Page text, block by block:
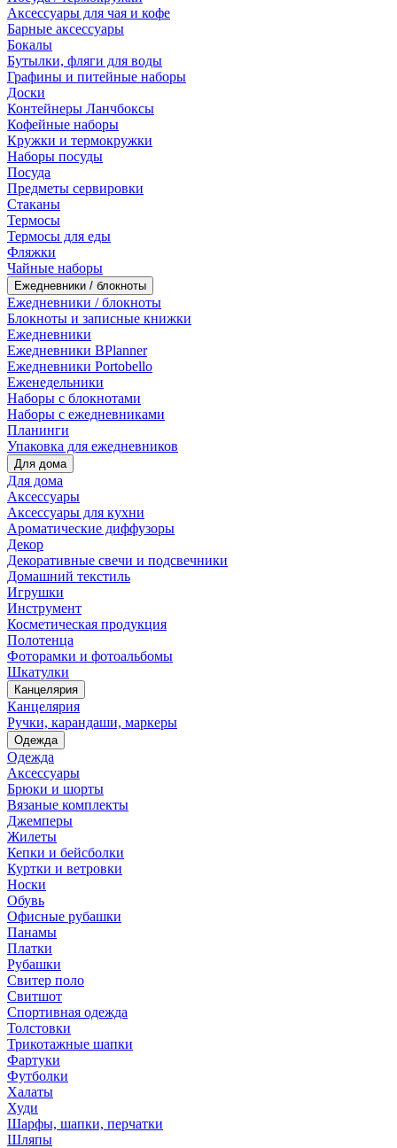
Аксессуары для чая и кофе
Барные аксессуары
Бокалы
Бутылки, фляги для воды
Графины и питейные наборы
Доски
Контейнеры Ланчбоксы
Кофейные наборы
Кружки и термокружки
Наборы посуды
Посуда
Предметы сервировки
Стаканы
Термосы
Термосы для еды
Фляжки
Чайные наборы
Ежедневники / блокноты
Ежедневники / блокноты
Блокноты и записные книжки
Ежедневники
Ежедневники BPlanner
Ежедневники Portobello
Еженедельники
Наборы с блокнотами
Наборы с ежедневниками
Планинги
Упаковка для ежедневников
Для дома
Для дома
Аксессуары
Аксессуары для кухни
Ароматические диффузоры
Декор
Декоративные свечи и подсвечники
Домашний текстиль
Игрушки
Инструмент
Косметическая продукция
Полотенца
Фоторамки и фотоальбомы
Шкатулки
Канцелярия
Канцелярия
Ручки, карандаши, маркеры
Одежда
Одежда
Аксессуары
Брюки и шорты
Вязаные комплекты
Джемперы
Жилеты
Кепки и бейсболки
Куртки и ветровки
Носки
Обувь
Офисные рубашки
Панамы
Платки
Рубашки
Свитер поло
Свитшот
Спортивная одежда
Толстовки
Трикотажные шапки
Фартуки
Футболки
Халаты
Худи
Шарфы, шапки, перчатки
Шляпы